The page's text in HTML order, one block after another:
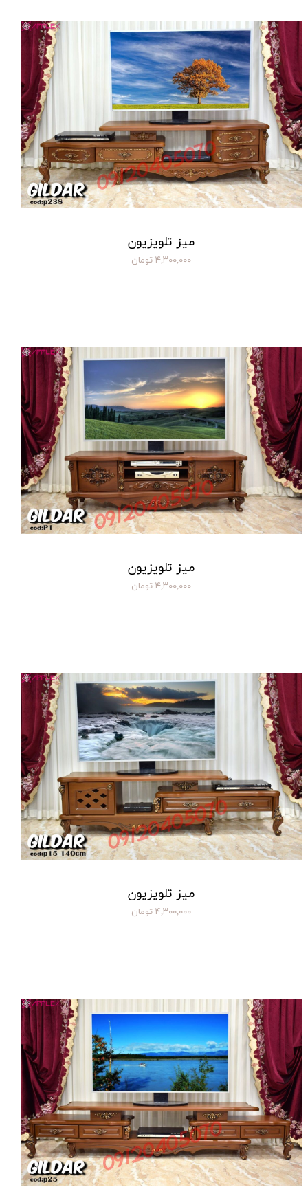
میز تلویزیون
۴,۳۰۰,۰۰۰ تومان
میز تلویزیون
۴,۳۰۰,۰۰۰ تومان
میز تلویزیون
۴,۳۰۰,۰۰۰ تومان